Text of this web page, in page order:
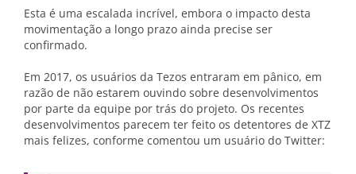
Esta é uma escalada incrível, embora o impacto desta
movimentação a longo prazo ainda precise ser
confirmado.
Em 2017, os usuários da Tezos entraram em pânico, em
razão de não estarem ouvindo sobre desenvolvimentos
por parte da equipe por trás do projeto. Os recentes
desenvolvimentos parecem ter feito os detentores de XTZ
mais felizes, conforme comentou um usuário do Twitter: